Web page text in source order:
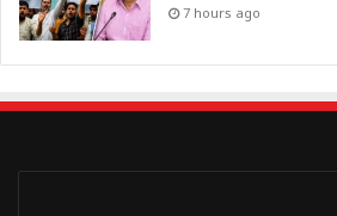
7 hours ago